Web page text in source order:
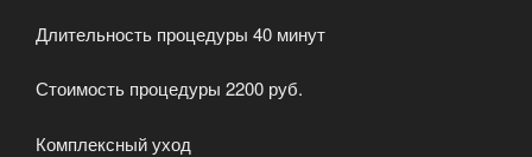
Длительность процедуры 40 минут
Стоимость процедуры 2200 руб.
Комплексный уход